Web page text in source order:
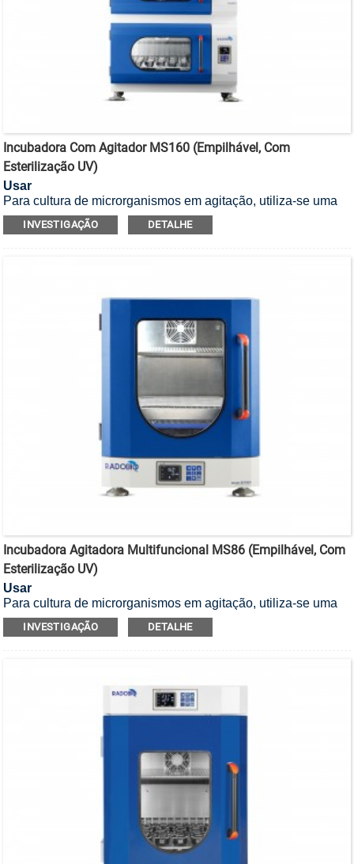
Incubadora Com Agitador MS160 (empilhável, Com
Esterilização UV)
Usar
Para cultura de microrganismos em agitação, utiliza-se uma
incubadora agitadora empilhável com esterilização UV.
INVESTIGAÇÃO DETALHE
Incubadora Agitadora Multifuncional MS86 (Empilhável, Com
Esterilização UV)
Usar
Para cultura de microrganismos em agitação, utiliza-se uma
incubadora agitadora empilhável com esterilização UV.
INVESTIGAÇÃO DETALHE